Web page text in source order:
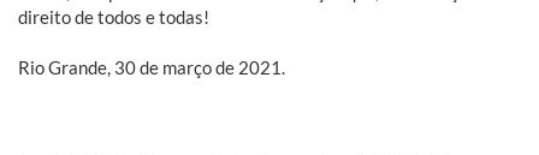
direito de todos e todas!
Rio Grande, 30 de março de 2021.